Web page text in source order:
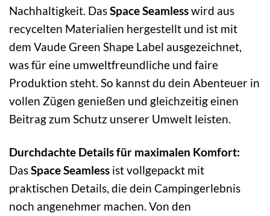
Nachhaltigkeit. DasSpace Seamlesswird aus
recycelten Materialien hergestellt und ist mit
dem Vaude Green Shape Label ausgezeichnet,
was für eine umweltfreundliche und faire
Produktion steht. So kannst du dein Abenteuer in
vollen Zügen genießen und gleichzeitig einen
Beitrag zum Schutz unserer Umwelt leisten.
Durchdachte Details für maximalen Komfort:
DasSpace Seamless ist vollgepackt mit
praktischen Details, die dein Campingerlebnis
noch angenehmer machen. Von den